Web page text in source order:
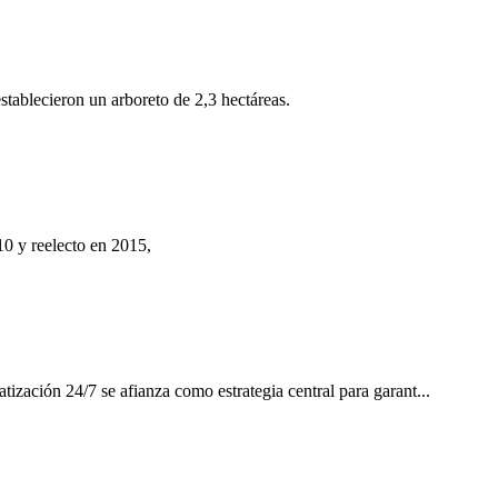
un arboreto de 2,3 hectáreas.
y reelecto en 2015,
24/7 se afianza como estrategia central para garant...